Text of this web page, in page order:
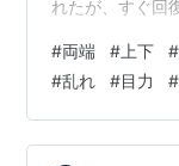
れたが、すぐ回
発声した。 途中
睨み付けるので
ラするようなイ
は瞬きせずにで
#両端 # 上下 #
#乱れ #目力 #